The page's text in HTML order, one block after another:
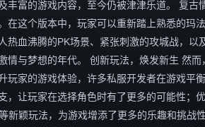
丰富的游戏内容，至今仍被津津乐道。 复
在这个版本中，玩家可以重新踏上熟悉的玛
热血沸腾的PK场景、紧张刺激的攻城战，
情与梦想的年代。 创新玩法，焕发新生 然
玩家的游戏体验，许多私服开发者在游戏平
，让玩家在选择角色时有了更多的可能性；
等新颖玩法，为游戏增添了更多的乐趣和挑